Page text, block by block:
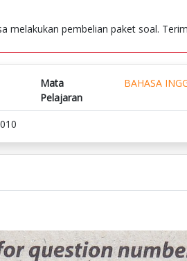
melakukan pembelian paket soal.
Mata
Pelajaran
BAHASA